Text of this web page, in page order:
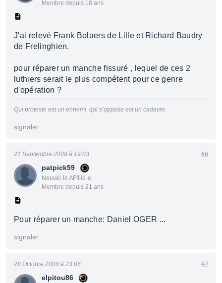
Membre depuis 18 ans
J'ai relevé Frank Bolaers de Lille et Richard Baudry
de Frelinghien.
pour réparer un manche fissuré , lequel de ces 2
luthiers serait le plus compétent pour ce genre
d'opération ?
Qui proteste est un ennemi, qui s’oppose est un cadavre.
signaler
patpick59
Nouvel·le AFfilié·e
Membre depuis 21 ans
21 Septembre 2008 à 19:03 #6
Pour réparer un manche: Daniel OGER ...
signaler
elpitou86
28 Octobre 2008 à 23:06 #7